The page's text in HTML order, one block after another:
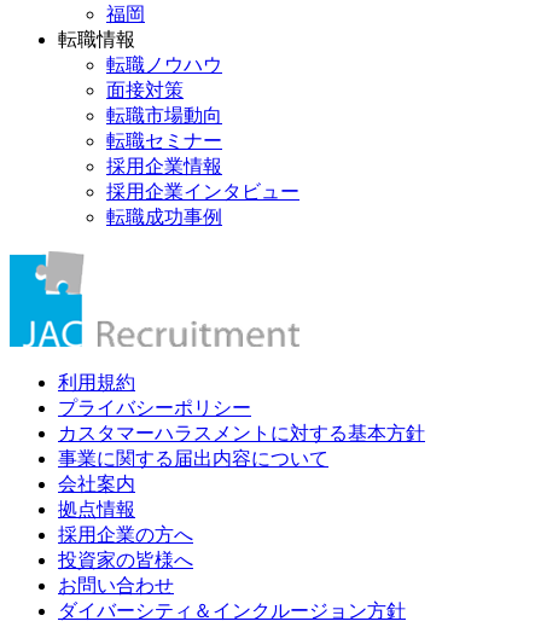
福岡
転職情報
転職ノウハウ
面接対策
転職市場動向
転職セミナー
採用企業情報
採用企業インタビュー
転職成功事例
利用規約
プライバシーポリシー
カスタマーハラスメントに対する基本方針
事業に関する届出内容について
会社案内
拠点情報
採用企業の方へ
投資家の皆様へ
お問い合わせ
ダイバーシティ＆インクルージョン方針